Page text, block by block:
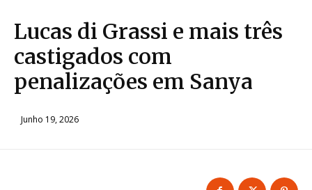
Lucas di Grassi e mais três
castigados com
penalizações em Sanya
Junho 19, 2026